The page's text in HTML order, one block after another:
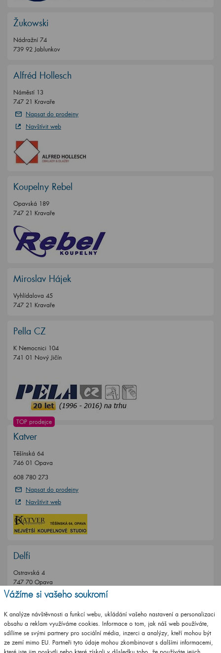
Žukowski
Nádražní 74
739 92 Jablunkov
Alfréd Hollesch
Náměstí 13
747 21 Kravaře
Napsat do prodejny
Navštívit web
Koupelny Rebel
Opavská 189
747 21 Kravaře
Miroslav Hájek
Vyhlídalova 45
747 21 Kravaře
Pella CZ
K Nemocnici 104
741 01 Nový Jičín
TOP prodejce
Katver
Těšínská 64
746 01 Opava
608 780 273
Napsat do prodejny
Navštívit web
Delfi
Ostravská 4
747 70 Opava
Jiráskova 4
746 01 Opava
+420 553 759 621
Vážíme si vašeho soukromí
K analýze návštěvnosti a funkcí webu, ukládání vašeho nastavení a personalizaci
obsahu a reklam využíváme cookies. Informace o tom, jak náš web používáte,
sdílíme se svými partnery pro sociální média, inzerci a analýzy, kteří mohou být
ze zemí mimo EU. Partneři tyto údaje mohou zkombinovat s dalšími informacemi,